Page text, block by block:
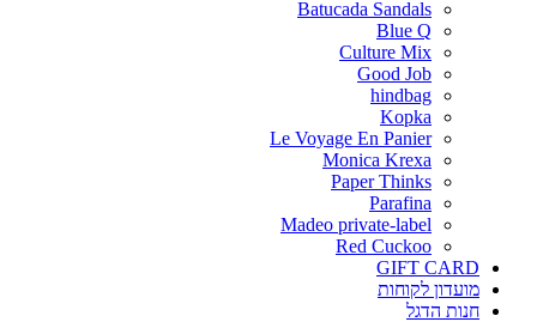
Batucada Sandals
Blue Q
Culture Mix
Good Job
hindbag
Kopka
Le Voyage En Panier
Monica Krexa
Paper Thinks
Parafina
Madeo private-label
Red Cuckoo
GIFT CARD
מועדון לקוחות
חנות הדגל